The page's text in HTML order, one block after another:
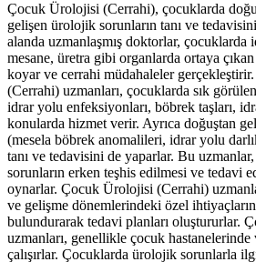
Çocuk Ürolojisi (Cerrahi), çocuklarda
gelişen ürolojik sorunların tanı ve
alanda uzmanlaşmış doktorlar, çocuklarda
mesane, üretra gibi organlarda ortaya
koyar ve cerrahi müdahaleler
(Cerrahi) uzmanları, çocuklarda sık
idrar yolu enfeksiyonları, böbrek taşları,
konularda hizmet verir. Ayrıca doğuştan
(mesela böbrek anomalileri, idrar yolu
tanı ve tedavisini de yaparlar. Bu
sorunların erken teşhis edilmesi ve tedavi
oynarlar. Çocuk Ürolojisi (Cerrahi)
ve gelişme dönemlerindeki özel
bulundurarak tedavi planları oluştururlar.
uzmanları, genellikle çocuk
çalışırlar. Çocuklarda ürolojik sorunlarla